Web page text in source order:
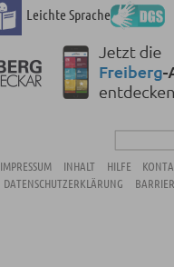
Leichte Sprache
IMPRESSUM
INHALT HILFE
DATENSCHUTZERKLÄRUNG